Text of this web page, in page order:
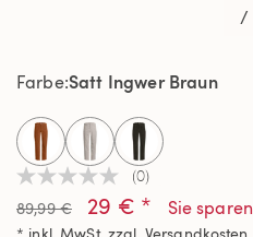
/
Kein
Beurteilungswert
Link
(0)
89,99 € 29 € * Sie sparen
Farbe Satt Ingwer Braun
selected